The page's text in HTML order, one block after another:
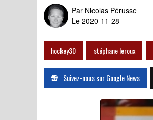
Par Nicolas Pérusse
Le 2020-11-28
hockey30 stéphane leroux
Suivez-nous sur Google News